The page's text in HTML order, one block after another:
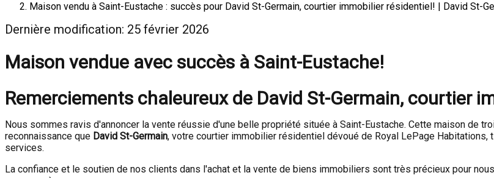
Maison vendu à Saint-Eustache : succès pour David St-Germain, courtier immobilier résidentiel! | David St-
Dernière modification: 25 février 2026
Maison vendue avec succès à Saint-Eustache!
Remerciements chaleureux de David St-Germain, courtier
Nous sommes ravis d'annoncer la vente réussie d'une belle propriété située à Saint-Eustache. Cette maison de
reconnaissance que David St-Germain, votre courtier immobilier résidentiel dévoué de Royal LePage
services.
La confiance et le soutien de nos clients dans l'achat et la vente de biens immobiliers sont très précieux pour